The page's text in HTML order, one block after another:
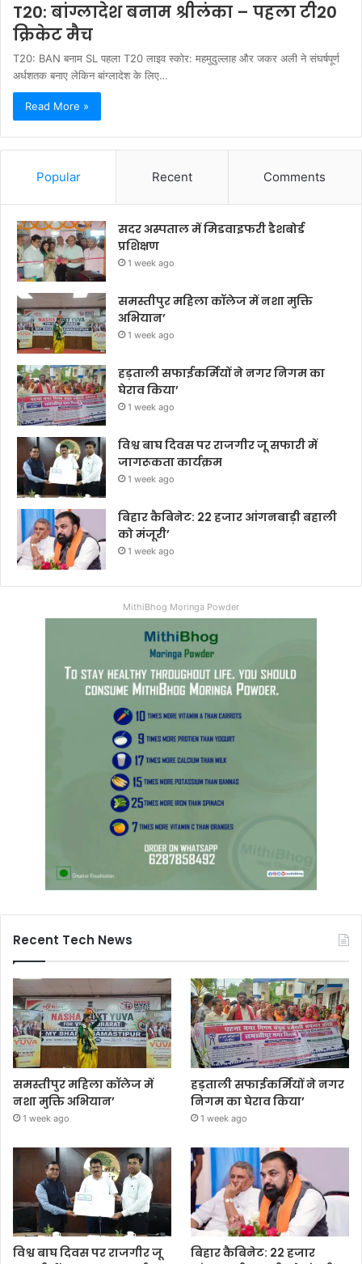
T20: बांग्लादेश बनाम श्रीलंका – पहला टी20
क्रिकेट मैच
T20: BAN बनाम SL पहला T20 लाइव स्कोर: महमुदुल्लाह और जकर अली ने संघर्षपूर्ण
अर्धशतक बनाए लेकिन बांग्लादेश के लिए…
Read More »
Popular Recent Comments
सदर अस्पताल में मिडवाइफरी डैशबोर्ड
प्रशिक्षण
1 week ago
समस्तीपुर महिला कॉलेज में नशा मुक्ति
अभियान’
1 week ago
हड़ताली सफाईकर्मियों ने नगर निगम का
घेराव किया’
1 week ago
विश्व बाघ दिवस पर राजगीर जू सफारी में
जागरूकता कार्यक्रम
1 week ago
बिहार कैबिनेट: 22 हजार आंगनबाड़ी बहाली
को मंजूरी’
1 week ago
MithiBhog Moringa Powder
Recent Tech News
समस्तीपुर महिला कॉलेज में
नशा मुक्ति अभियान’
1 week ago
हड़ताली सफाईकर्मियों ने नगर
निगम का घेराव किया’
1 week ago
विश्व बाघ दिवस पर राजगीर जू
बिहार कैबिनेट: 22 हजार